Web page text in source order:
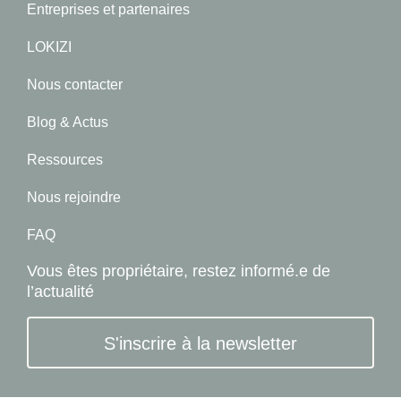
Entreprises et partenaires
LOKIZI
Nous contacter
Blog & Actus
Ressources
Nous rejoindre
FAQ
Vous êtes propriétaire, restez informé.e de
l’actualité
S'inscrire à la newsletter